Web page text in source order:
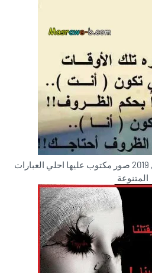
اجمل الصور الحزينة للرجال 2019 صور مكتوب عليها احلي العبارات
المتنوعة